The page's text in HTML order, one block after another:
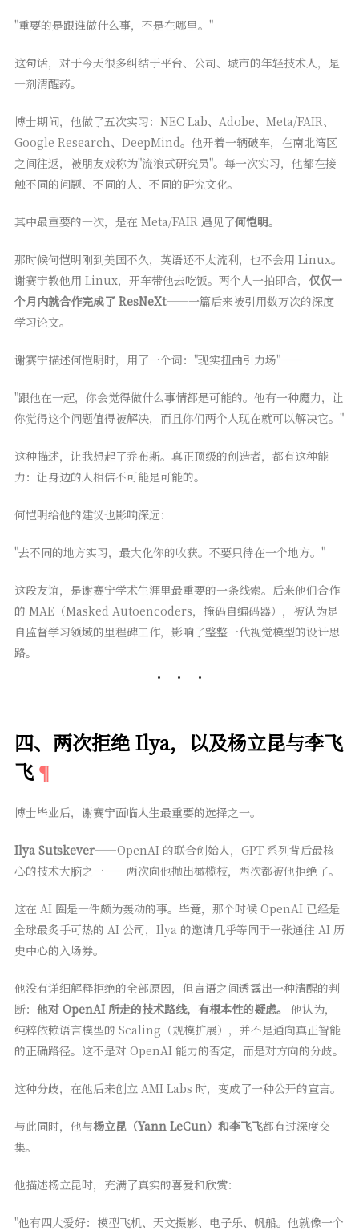
"重要的是跟谁做什么事，不是在哪里。"
这句话，对于今天很多纠结于平台、公司、城市的年轻技术人，是
一剂清醒药。
博士期间，他做了五次实习：NEC Lab、Adobe、Meta/FAIR、
Google Research、DeepMind。他开着一辆破车，在南北湾区
之间往返，被朋友戏称为"流浪式研究员"。每一次实习，他都在接
触不同的问题、不同的人、不同的研究文化。
其中最重要的一次，是在 Meta/FAIR 遇见了何恺明。
那时候何恺明刚到美国不久，英语还不太流利，也不会用 Linux。
谢赛宁教他用 Linux，开车带他去吃饭。两个人一拍即合， 仅仅一
个月内就合作完成了 ResNeXt——一篇后来被引用数万次的深度
学习论文。
谢赛宁描述何恺明时，用了一个词："现实扭曲引力场"——
"跟他在一起，你会觉得做什么事情都是可能的。他有一种魔力，让
你觉得这个问题值得被解决，而且你们两个人现在就可以解决它。"
这种描述，让我想起了乔布斯。真正顶级的创造者，都有这种能
力：让身边的人相信不可能是可能的。
何恺明给他的建议也影响深远：
"去不同的地方实习，最大化你的收获。不要只待在一个地方。"
这段友谊，是谢赛宁学术生涯里最重要的一条线索。后来他们合作
的 MAE（Masked Autoencoders，掩码自编码器），被认为是
自监督学习领域的里程碑工作，影响了整整一代视觉模型的设计思
路。
四、两次拒绝 Ilya，以及杨立昆与李飞
飞
博士毕业后，谢赛宁面临人生最重要的选择之一。
Ilya Sutskever——OpenAI 的联合创始人，GPT 系列背后最核
心的技术大脑之一——两次向他抛出橄榄枝，两次都被他拒绝了。
这在 AI 圈是一件颇为轰动的事。毕竟，那个时候 OpenAI 已经是
全球最炙手可热的 AI 公司，Ilya 的邀请几乎等同于一张通往 AI 历
史中心的入场券。
他没有详细解释拒绝的全部原因，但言语之间透露出一种清醒的判
断： 他对 OpenAI 所走的技术路线，有根本性的疑虑。 他认为，
纯粹依赖语言模型的 Scaling（规模扩展），并不是通向真正智能
的正确路径。这不是对 OpenAI 能力的否定，而是对方向的分歧。
这种分歧，在他后来创立 AMI Labs 时，变成了一种公开的宣言。
与此同时，他与杨立昆（Yann LeCun）和李飞飞都有过深度交
集。
他描述杨立昆时，充满了真实的喜爱和欣赏：
"他有四大爱好：模型飞机、天文摄影、电子乐、帆船。他就像一个